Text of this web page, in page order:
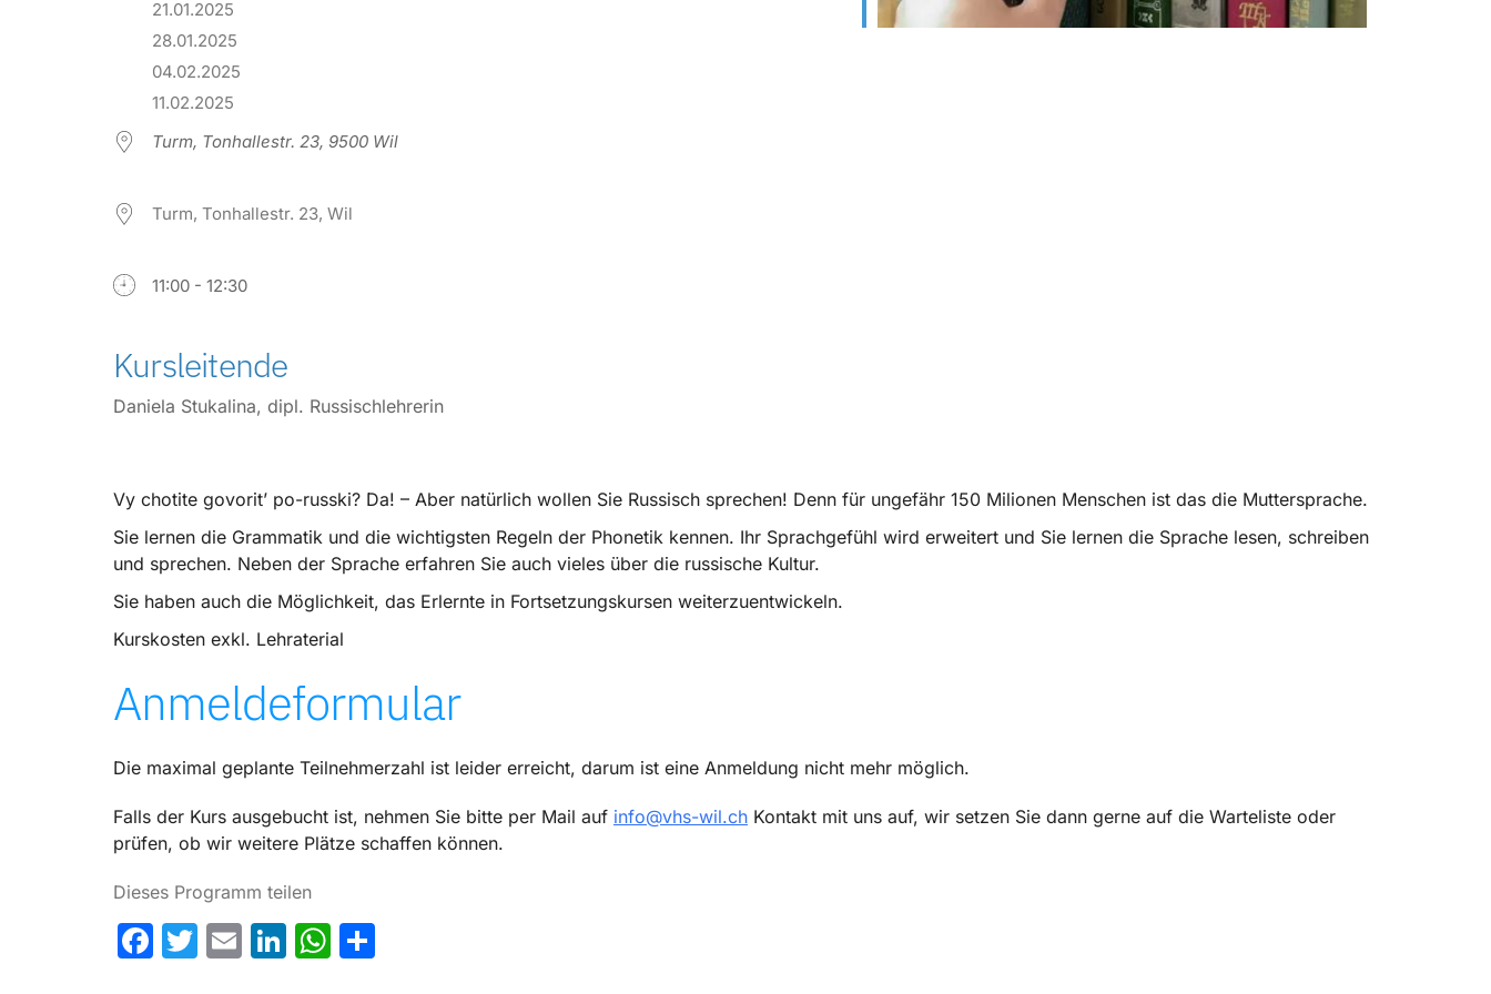
21.01.2025
28.01.2025
04.02.2025
11.02.2025
Turm, Tonhallestr. 23, 9500 Wil
Turm, Tonhallestr. 23, Wil
11:00 - 12:30
Kursleitende
Daniela Stukalina, dipl. Russischlehrerin
Vy chotite govorit’ po-russki? Da! – Aber natürlich wollen Sie Russisch sprechen! Denn für ungefähr 150 Milionen Menschen ist das die Muttersprache.
Sie lernen die Grammatik und die wichtigsten Regeln der Phonetik kennen. Ihr Sprachgefühl wird erweitert und Sie lernen die Sprache lesen, schreiben
und sprechen. Neben der Sprache erfahren Sie auch vieles über die russische Kultur.
Sie haben auch die Möglichkeit, das Erlernte in Fortsetzungskursen weiterzuentwickeln.
Kurskosten exkl. Lehraterial
Anmeldeformular
Die maximal geplante Teilnehmerzahl ist leider erreicht, darum ist eine Anmeldung nicht mehr möglich.
Falls der Kurs ausgebucht ist, nehmen Sie bitte per Mail auf info@vhs-wil.ch Kontakt mit uns auf, wir setzen Sie dann gerne auf die Warteliste oder
prüfen, ob wir weitere Plätze schaffen können.
Dieses Programm teilen
Facebook
Twitter
EmailLinkedIn
WhatsApp